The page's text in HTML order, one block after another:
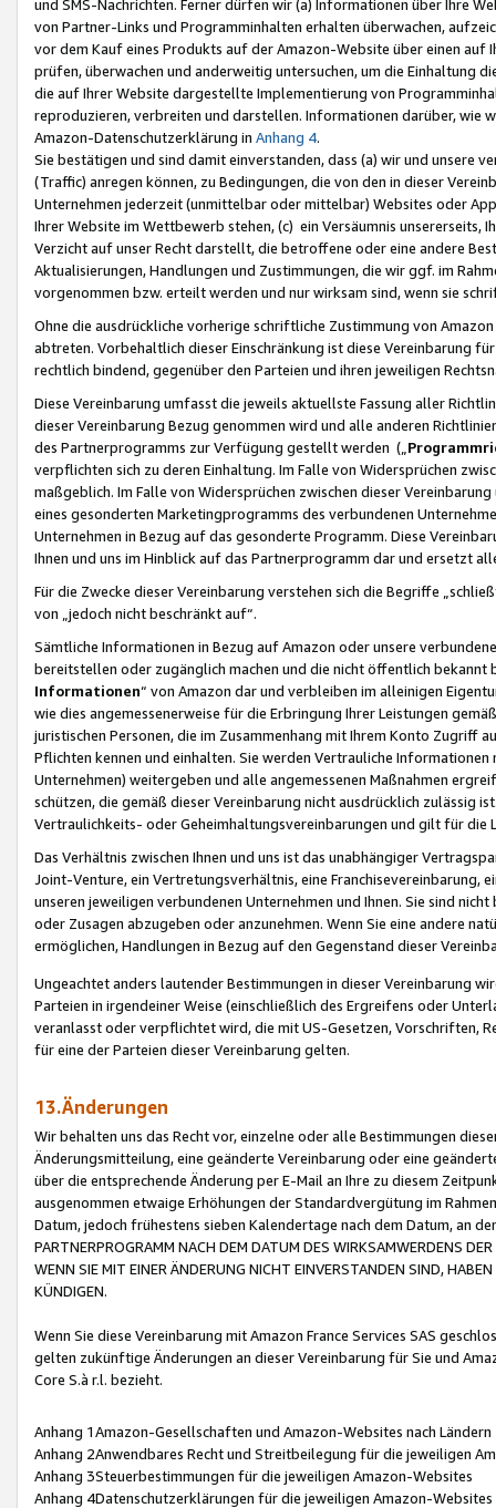
und SMS-Nachrichten. Ferner dürfen wir (a) Informationen über Ihre
von Partner-Links und Programminhalten erhalten überwachen,
vor dem Kauf eines Produkts auf der Amazon-Website über einen
prüfen, überwachen und anderweitig untersuchen, um die Einhaltung
die auf Ihrer Website dargestellte Implementierung von
reproduzieren, verbreiten und darstellen. Informationen darüber, wie
Amazon-Datenschutzerklärung in Anhang 4.
Sie bestätigen und sind damit einverstanden, dass (a) wir und
(Traffic) anregen können, zu Bedingungen, die von den in dieser
Unternehmen jederzeit (unmittelbar oder mittelbar) Websites oder
Ihrer Website im Wettbewerb stehen, (c) ein Versäumnis unsererseits,
Verzicht auf unser Recht darstellt, die betroffene oder eine andere
Aktualisierungen, Handlungen und Zustimmungen, die wir ggf. im
vorgenommen bzw. erteilt werden und nur wirksam sind, wenn sie
Ohne die ausdrückliche vorherige schriftliche Zustimmung von
abtreten. Vorbehaltlich dieser Einschränkung ist diese Vereinbarung
rechtlich bindend, gegenüber den Parteien und ihren jeweiligen
Diese Vereinbarung umfasst die jeweils aktuellste Fassung aller
dieser Vereinbarung Bezug genommen wird und alle anderen
des Partnerprogramms zur Verfügung gestellt werden („
verpflichten sich zu deren Einhaltung. Im Falle von Widersprüchen
maßgeblich. Im Falle von Widersprüchen zwischen dieser
eines gesonderten Marketingprogramms des verbundenen
Unternehmen in Bezug auf das gesonderte Programm. Diese
Ihnen und uns im Hinblick auf das Partnerprogramm dar und ersetzt
Für die Zwecke dieser Vereinbarung verstehen sich die Begriffe
von „jedoch nicht beschränkt auf“.
Sämtliche Informationen in Bezug auf Amazon oder unsere
bereitstellen oder zugänglich machen und die nicht öffentlich
Informationen“ von Amazon dar und verbleiben im alleinigen
wie dies angemessenerweise für die Erbringung Ihrer Leistungen
juristischen Personen, die im Zusammenhang mit Ihrem Konto
Pflichten kennen und einhalten. Sie werden Vertrauliche
Unternehmen) weitergeben und alle angemessenen Maßnahmen
schützen, die gemäß dieser Vereinbarung nicht ausdrücklich zulässig
Vertraulichkeits- oder Geheimhaltungsvereinbarungen und gilt für die
Das Verhältnis zwischen Ihnen und uns ist das unabhängiger
Joint-Venture, ein Vertretungsverhältnis, eine Franchisevereinbarung,
unseren jeweiligen verbundenen Unternehmen und Ihnen. Sie sind
oder Zusagen abzugeben oder anzunehmen. Wenn Sie eine andere
ermöglichen, Handlungen in Bezug auf den Gegenstand dieser
Ungeachtet anders lautender Bestimmungen in dieser Vereinbarung
Parteien in irgendeiner Weise (einschließlich des Ergreifens oder
veranlasst oder verpflichtet wird, die mit US-Gesetzen, Vorschriften,
für eine der Parteien dieser Vereinbarung gelten.
13.Änderungen
Wir behalten uns das Recht vor, einzelne oder alle Bestimmungen
Änderungsmitteilung, eine geänderte Vereinbarung oder eine
über die entsprechende Änderung per E-Mail an Ihre zu diesem
ausgenommen etwaige Erhöhungen der Standardvergütung im
Datum, jedoch frühestens sieben Kalendertage nach dem Datum, an
PARTNERPROGRAMM NACH DEM DATUM DES WIRKSAMWERDENS
WENN SIE MIT EINER ÄNDERUNG NICHT EINVERSTANDEN SIND,
KÜNDIGEN.
Wenn Sie diese Vereinbarung mit Amazon France Services SAS
gelten zukünftige Änderungen an dieser Vereinbarung für Sie und
Core S.à r.l. bezieht.
Anhang 1Amazon-Gesellschaften und Amazon-Websites nach Ländern
Anhang 2Anwendbares Recht und Streitbeilegung für die jeweiligen
Anhang 3Steuerbestimmungen für die jeweiligen Amazon-Websites
Anhang 4Datenschutzerklärungen für die jeweiligen Amazon-Websites